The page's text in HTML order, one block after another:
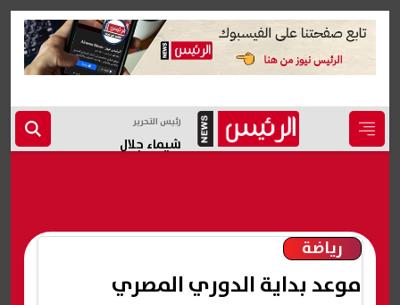
رئيس التحرير
شيماء جلال
رياضة
موعد بداية الدوري المصري